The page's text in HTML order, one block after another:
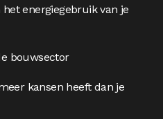
energiegebruik van je
bouwsector
kansen heeft dan je